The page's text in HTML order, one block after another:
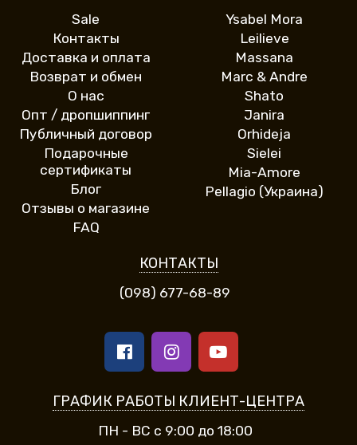
Sale
Контакты
Доставка и оплата
Возврат и обмен
О нас
Опт / дропшиппинг
Публичный договор
Подарочные
сертификаты
Блог
Отзывы о магазине
FAQ
Ysabel Mora
Leilieve
Massana
Marc & Andre
Shato
Janira
Orhideja
Sielei
Mia-Amore
Pellagio (Украина)
КОНТАКТЫ
(098) 677-68-89
ГРАФИК РАБОТЫ КЛИЕНТ-ЦЕНТРА
ПН - ВС с 9:00 до 18:00